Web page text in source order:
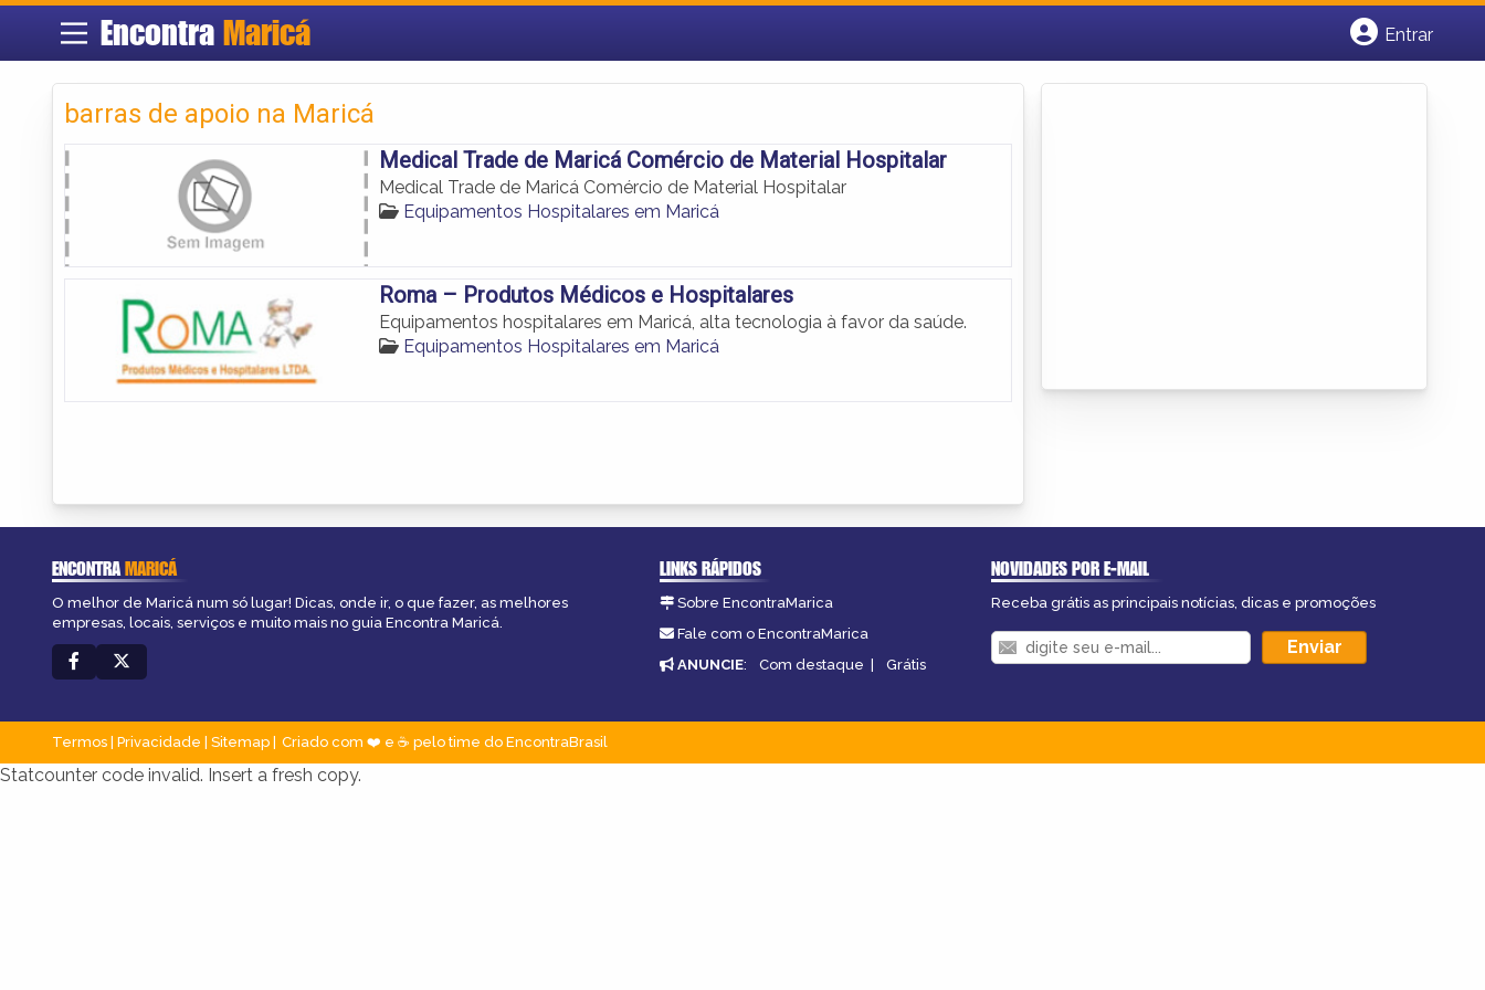
Encontra Maricá
Entrar
barras de apoio na Maricá
Medical Trade de Maricá Comércio de Material Hospitalar
Medical Trade de Maricá Comércio de Material Hospitalar
Equipamentos Hospitalares em Maricá
Roma – Produtos Médicos e Hospitalares
Equipamentos hospitalares em Maricá, alta tecnologia à favor da saúde.
Equipamentos Hospitalares em Maricá
ENCONTRAMARICÁ
O melhor de Maricá num só lugar! Dicas, onde ir, o que fazer, as melhores
empresas, locais, serviços e muito mais no guia Encontra Maricá.
LINKS RÁPIDOS
Sobre EncontraMarica
Fale com o EncontraMarica
ANUNCIE: Com destaque | Grátis
NOVIDADES POR E-MAIL
Receba grátis as principais notícias, dicas e promoções
Termos Privacidade Sitemap Criado com ❤️ e ☕ pelo time do EncontraBrasil
Statcounter code invalid. Insert a fresh copy.